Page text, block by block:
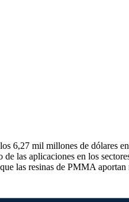
6,27 mil millones de dólares
las aplicaciones en los
las resinas de PMMA